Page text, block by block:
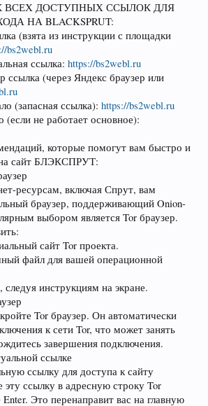
ДОСТУПНЫХ ССЫЛОК ДЛЯ
НА BLACKSPRUT:
(взята из инструкции с площадки
bs2webl.ru
ссылка: https://bs2webl.ru
ссылка (через Яндекс браузер или
(запасная ссылка): https://bs2webl.ru
(если не работает основное):
которые помогут вам быстро и
на сайт БЛЭКСПРУТ:
ресурсам, включая Спрут, вам
браузер, поддерживающий Onion-
выбором является Tor браузер.
сайт Tor проекта.
файл для вашей операционной
следуя инструкциям на экране.
Tor браузер. Он автоматически
к сети Tor, что может занять
завершения подключения.
ссылке
ссылку для доступа к сайту
эту ссылку в адресную строку Tor
Это перенаправит вас на главную